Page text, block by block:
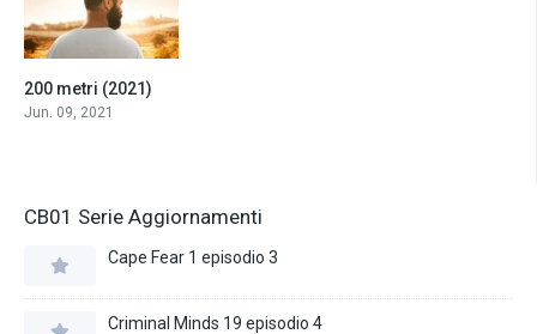
7.1
200 metri (2021)
Jun. 09, 2021
CB01 Serie Aggiornamenti
Cape Fear 1 episodio 3
Criminal Minds 19 episodio 4